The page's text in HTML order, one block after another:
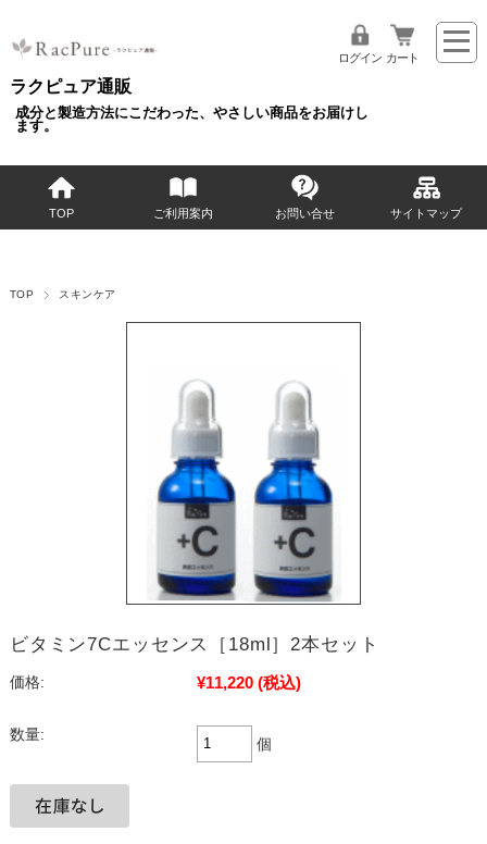
ラクピュア通販
成分と製造方法にこだわった、やさしい商品をお届けし
ます。
ログイン カート
TOP ご利用案内 お問い合せ サイトマップ
TOP スキンケア
ビタミン7Cエッセンス［18ml］2本セット
価格: ¥11,220 (税込)
数量:
個